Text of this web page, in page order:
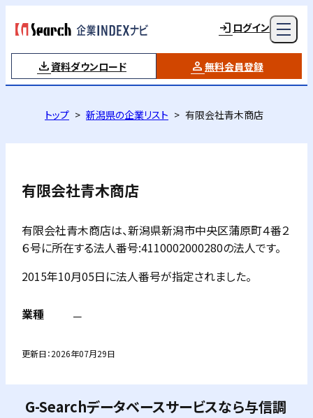
ログイン
資料ダウンロード 無料会員登録
トップ 新潟県の企業リスト 有限会社青木商店
有限会社青木商店
有限会社青木商店は、新潟県新潟市中央区蒲原町４番２
６号に所在する法人番号:4110002000280の法人です。
2015年10月05日に法人番号が指定されました。
業種 －
更新日：2026年07月29日
G-Searchデータベースサービスなら与信調